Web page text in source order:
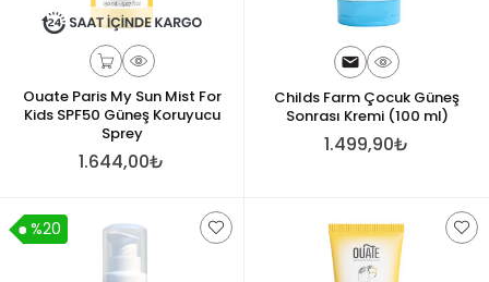
Ouate Paris My Sun Mist For
Kids SPF50 Güneş Koruyucu
Sprey
1.644,00₺
Childs Farm Çocuk Güneş
Sonrası Kremi (100 ml)
1.499,90₺
%20